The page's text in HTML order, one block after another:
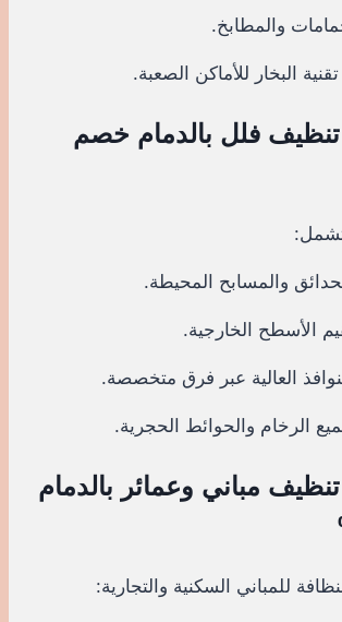
والمطابخ.
البخار للأماكن الصعبة.
تنظيف فلل بالدمام خصم
تشمل:
والمسابح المحيطة.
الأسطح الخارجية.
العالية عبر فرق متخصصة.
الرخام والحوائط الحجرية.
تنظيف مباني وعمائر بالدمام
للمباني السكنية والتجارية: